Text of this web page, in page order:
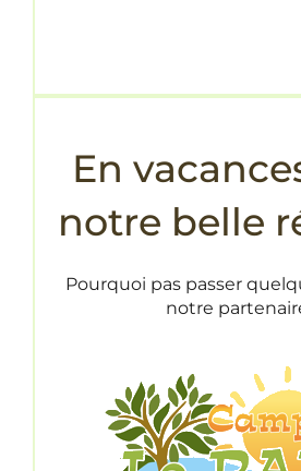
En
notre belle
Pourquoi pas passer
notre